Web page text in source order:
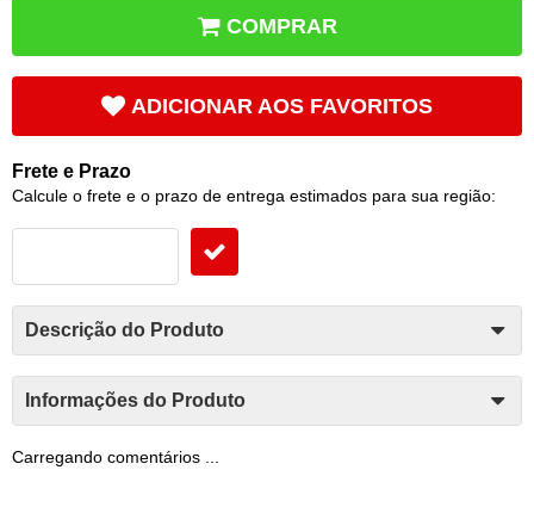
COMPRAR
ADICIONAR AOS FAVORITOS
Frete e Prazo
Calcule o frete e o prazo de entrega estimados para sua região:
Descrição do Produto
Informações do Produto
Carregando comentários ...